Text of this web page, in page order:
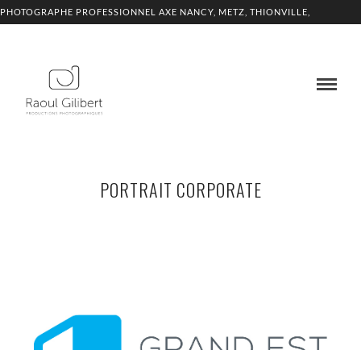
PHOTOGRAPHE PROFESSIONNEL AXE NANCY, METZ, THIONVILLE,
PORTRAIT CORPORATE